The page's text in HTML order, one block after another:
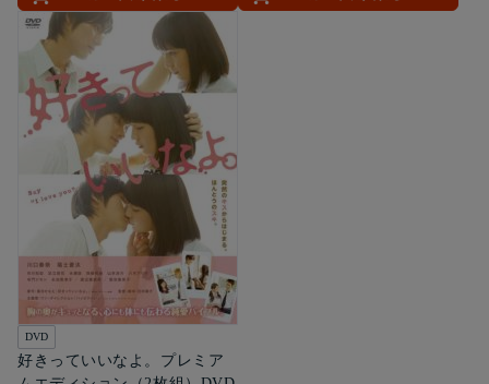
DVD
好きっていいなよ。プレミア